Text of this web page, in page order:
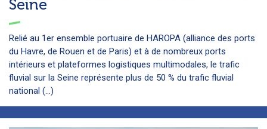
Seine
Relié au 1er ensemble portuaire de HAROPA (alliance des ports
du Havre, de Rouen et de Paris) et à de nombreux ports
intérieurs et plateformes logistiques multimodales, le trafic
fluvial sur la Seine représente plus de 50 % du trafic fluvial
national (...)